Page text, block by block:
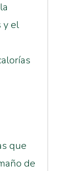
y el
que
de